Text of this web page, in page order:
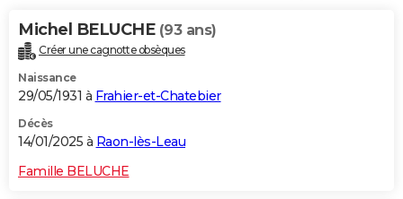
Alimentation
Guide de la santé
Maladies
Médicaments
Sommeil
VOYAGE
Destinations
City break
Voyage nature
Voyage de noces
Forum
Climat
+PHOTO
GUIDES D'ACHAT
BONS PLANS
CARTE DE VOEUX
Michel BELUCHE (93 ans)
Créer une cagnotte obsèques
Naissance
29/05/1931 à Frahier-et-Chatebier
Décès
14/01/2025 à Raon-lès-Leau
Famille BELUCHE